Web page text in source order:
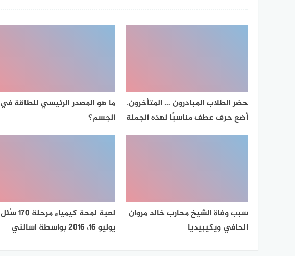
حضر الطلاب المبادرون … المتأخرون.
أضع حرف عطف مناسبًا لهذه الجملة
ما هو المصدر الرئيسي للطاقة في
الجسم؟
سبب وفاة الشيخ محارب خالد مروان
الحافي ويكيبيديا
لعبة لمحة كيمياء مرحلة 170 سُئل
يوليو 16، 2016 بواسطة اسالني